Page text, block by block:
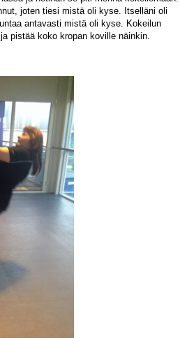
joten tiesi mistä oli kyse. Itselläni oli
antavasti mistä oli kyse. Kokeilun
pistää koko kropan koville näinkin.